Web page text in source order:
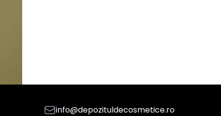
info@depozituldecosmetice.ro